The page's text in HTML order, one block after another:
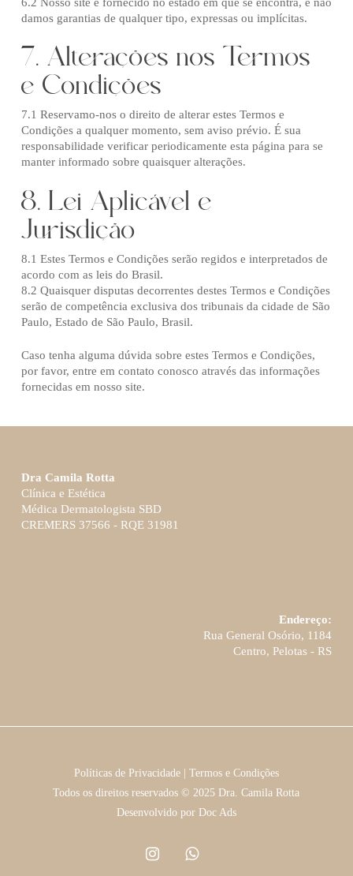
damos garantias de qualquer tipo, expressas ou implícitas.
7. Alterações nos Termos
e Condições
7.1 Reservamo-nos o direito de alterar estes Termos e
Condições a qualquer momento, sem aviso prévio. É sua
responsabilidade verificar periodicamente esta página para se
manter informado sobre quaisquer alterações.
8. Lei Aplicável e
Jurisdição
8.1 Estes Termos e Condições serão regidos e interpretados de
acordo com as leis do Brasil.
8.2 Quaisquer disputas decorrentes destes Termos e Condições
serão de competência exclusiva dos tribunais da cidade de São
Paulo, Estado de São Paulo, Brasil.
Caso tenha alguma dúvida sobre estes Termos e Condições,
por favor, entre em contato conosco através das informações
fornecidas em nosso site.
Dra Camila Rotta
Clínica e Estética
Médica Dermatologista SBD
CREMERS 37566 - RQE 31981
Endereço:
Rua General Osório, 1184
Centro, Pelotas - RS
Políticas de Privacidade| Termos e Condições
Todos os direitos reservados © 2025 Dra. Camila Rotta
Desenvolvido por Doc Ads
instagramwhatsapp